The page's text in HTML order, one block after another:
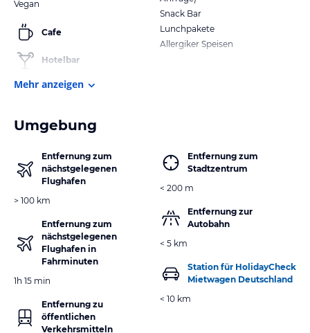
Vegan
Cafe
Hotelbar
Snack Bar
Lunchpakete
Allergiker Speisen
Mehr anzeigen
Umgebung
Entfernung zum
nächstgelegenen
Flughafen
> 100 km
Entfernung zum
nächstgelegenen
Flughafen in
Fahrminuten
1h 15 min
Entfernung zu
öffentlichen
Verkehrsmitteln
Entfernung zum
Stadtzentrum
< 200 m
Entfernung zur
Autobahn
< 5 km
Station für HolidayCheck
Mietwagen Deutschland
< 10 km